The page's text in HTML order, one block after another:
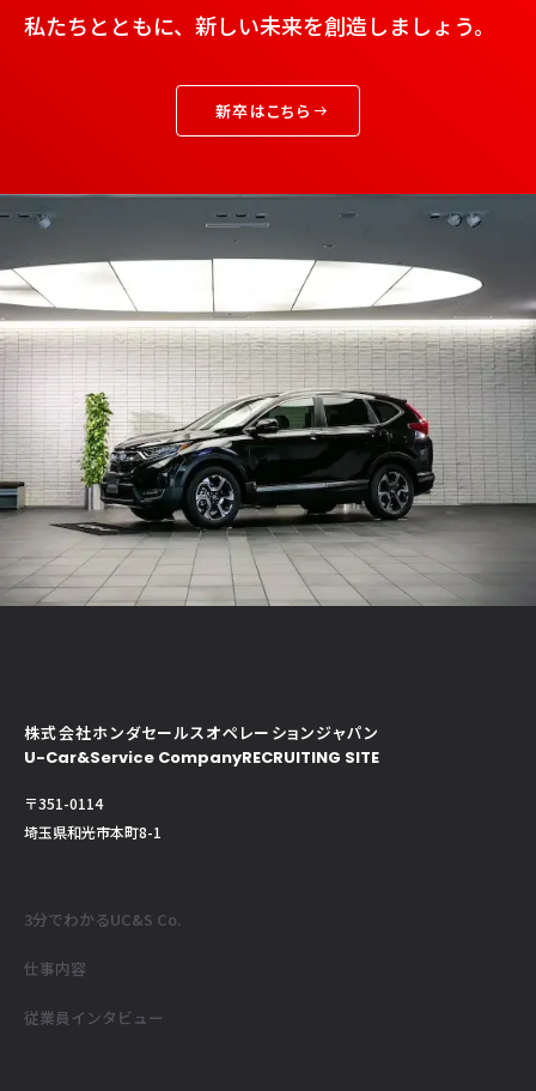
私たちとともに、新しい未来を創造しましょう。
新卒はこちら
株式会社ホンダセールスオペレーションジャパン
U-Car&Service CompanyRECRUITING SITE
〒351-0114
埼玉県和光市本町8-1
3分でわかるUC&S Co.
仕事内容
従業員インタビュー